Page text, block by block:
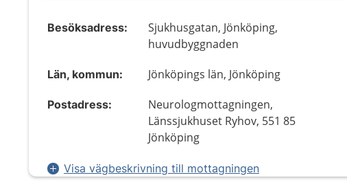
Besöksadress:
Sjukhusgatan, Jönköping,
huvudbyggnaden
Län, kommun: Jönköpings län, Jönköping
Postadress:
Neurologmottagningen,
Länssjukhuset Ryhov, 551 85
Jönköping
Visa vägbeskrivning till mottagningen